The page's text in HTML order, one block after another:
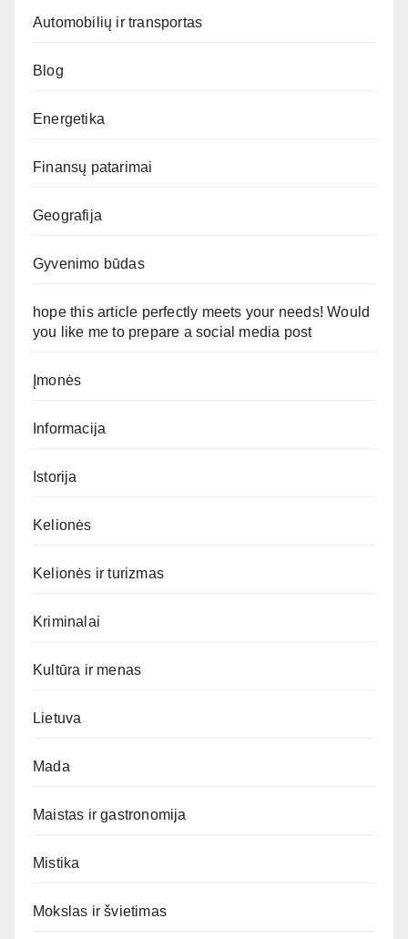
Automobilių ir transportas
Blog
Energetika
Finansų patarimai
Geografija
Gyvenimo būdas
hope this article perfectly meets your needs! Would
you like me to prepare a social media post
Įmonės
Informacija
Istorija
Kelionės
Kelionės ir turizmas
Kriminalai
Kultūra ir menas
Lietuva
Mada
Maistas ir gastronomija
Mistika
Mokslas ir švietimas